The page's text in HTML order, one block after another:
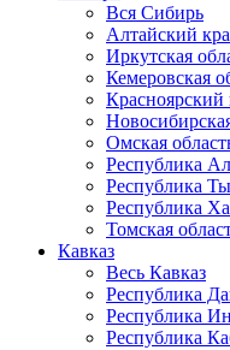
Вся Сибирь
Алтайский
Иркутская
Кемеровская
Красноярский
Омская
Республика
Республика
Республика
Томская
Кавказ
Весь Кавказ
Республика
Республика
Республика